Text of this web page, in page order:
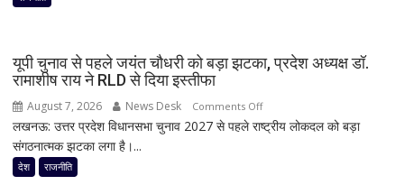
से
पवार
यूपी चुनाव से पहले जयंत चौधरी को बड़ा झटका, प्रदेश अध्यक्ष डॉ.
रामाशीष राय ने RLD से दिया इस्तीफा
August 7, 2026 News Desk Comments Offon
यूपी
लखनऊ: उत्तर प्रदेश विधानसभा चुनाव 2027 से पहले राष्ट्रीय लोकदल को बड़ा
संगठनात्मक झटका लगा है।...
देश राजनीति